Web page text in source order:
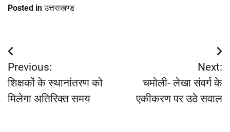
Posted inउत्तराखण्ड
Post
navigation
Previous:
शिक्षकों के स्थानांतरण को
मिलेगा अतिरिक्त समय
Next:
चमोली- लेखा संवर्ग के
एकीकरण पर उठे सवाल